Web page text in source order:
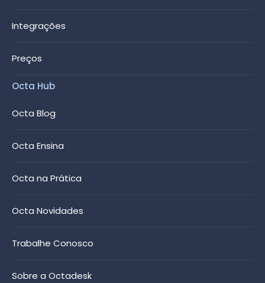
Integrações
Preços
Octa Hub
Octa Blog
Octa Ensina
Octa na Prática
Octa Novidades
Trabalhe Conosco
Sobre a Octadesk